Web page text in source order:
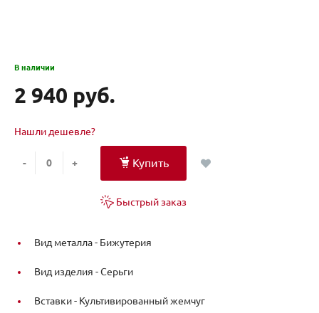
В наличии
2 940 руб.
Нашли дешевле?
- + Купить
Быстрый заказ
Вид металла - Бижутерия
Вид изделия -Серьги
Вставки - Культивированный жемчуг